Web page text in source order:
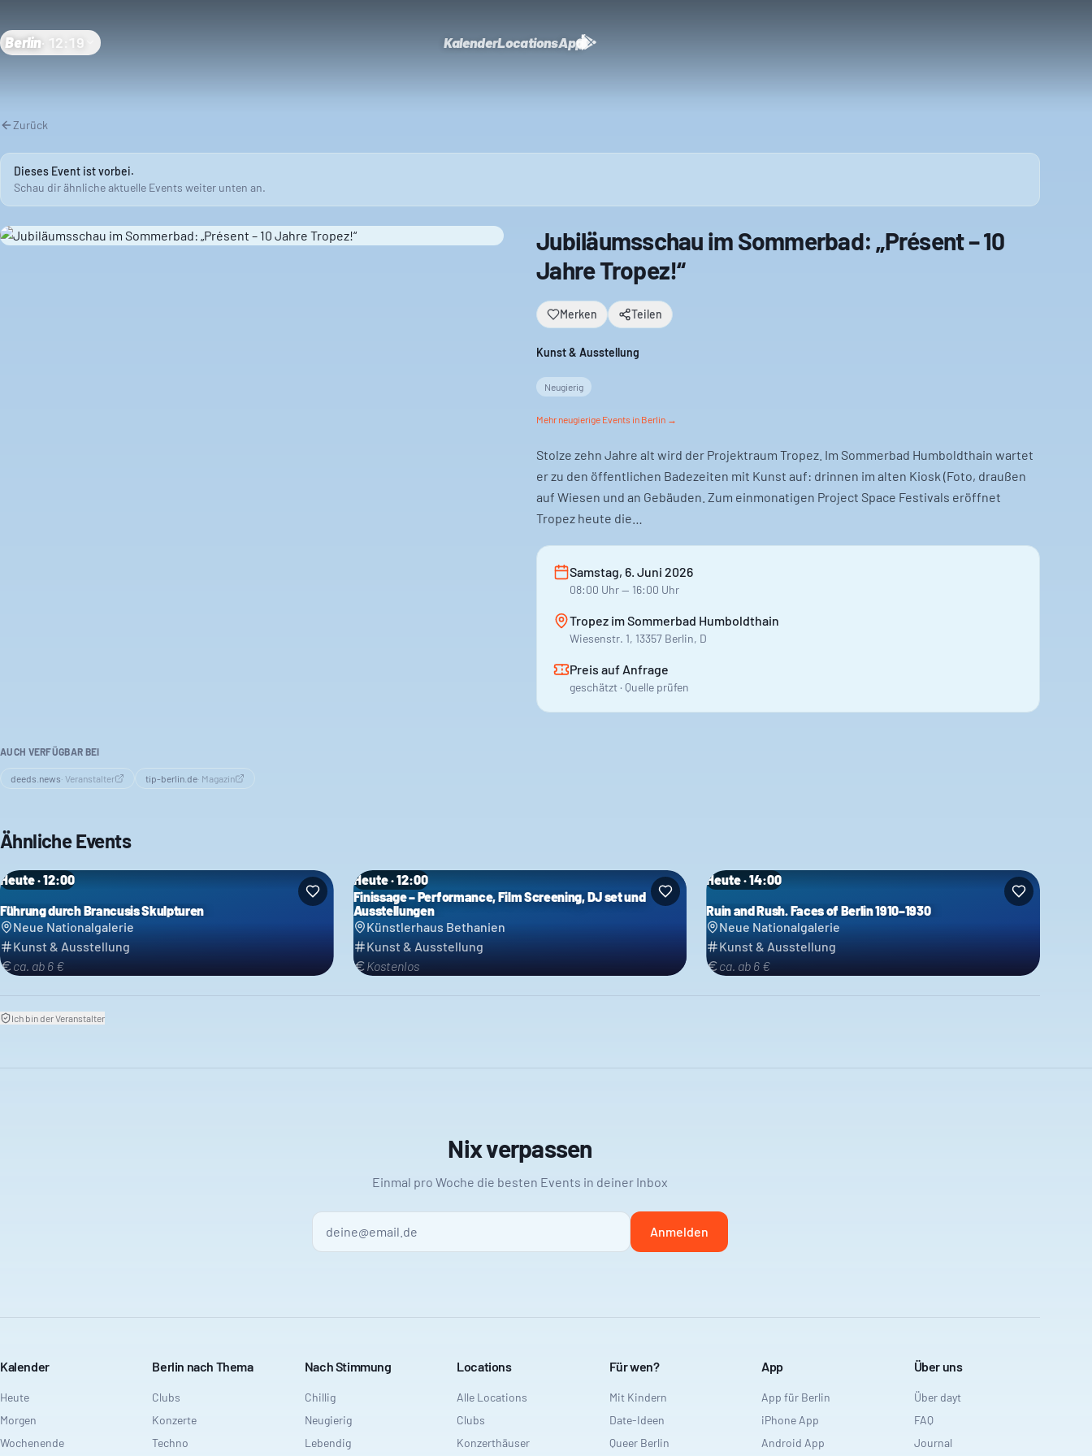
Berlin· 12:19 KalenderLocationsApp
Zurück
Dieses Event ist vorbei.
Schau dir ähnliche aktuelle Events weiter unten an.
Jubiläumsschau im Sommerbad: „Présent – 10
Jahre Tropez!“
Merken Teilen
Kunst & Ausstellung
Neugierig
Mehr neugierige Events in Berlin →
Stolze zehn Jahre alt wird der Projektraum Tropez. Im Sommerbad Humboldthain wartet
er zu den öffentlichen Badezeiten mit Kunst auf: drinnen im alten Kiosk (Foto, draußen
auf Wiesen und an Gebäuden. Zum einmonatigen Project Space Festivals eröffnet
Tropez heute die…
Samstag, 6. Juni 2026
08:00 Uhr— 16:00 Uhr
Tropez im Sommerbad Humboldthain
Wiesenstr. 1, 13357 Berlin, D
Preis auf Anfrage
geschätzt · Quelle prüfen
AUCH VERFÜGBAR BEI
deeds.news· Veranstalter tip-berlin.de· Magazin
Ähnliche Events
Heute · 12:00
Führung durch Brancusis Skulpturen
Neue Nationalgalerie
Kunst & Ausstellung
ca. ab 6 €
Heute · 12:00
Finissage – Performance, Film Screening, DJ set und
Ausstellungen
Künstlerhaus Bethanien
Kunst & Ausstellung
Kostenlos
Heute · 14:00
Ruin and Rush. Faces of Berlin 1910–1930
Neue Nationalgalerie
Kunst & Ausstellung
ca. ab 6 €
Ich bin der Veranstalter
Nix verpassen
Einmal pro Woche die besten Events in deiner Inbox
Anmelden
Kalender
Heute
Morgen
Wochenende
Berlin nach Thema
Clubs
Konzerte
Techno
Nach Stimmung
Chillig
Neugierig
Lebendig
Locations
Alle Locations
Clubs
Konzerthäuser
Für wen?
Mit Kindern
Date-Ideen
Queer Berlin
App
App für Berlin
iPhone App
Android App
Über uns
Über dayt
FAQ
Journal